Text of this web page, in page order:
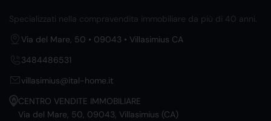
Specializzati nella compravendita immobiliare da più di 40 anni.
Via del Mare, 50 • 09043 • Villasimius CA
3484486531
villasimius@ital-home.it
CENTRO VENDITE IMMOBILIARE
Via del Mare, 50, 09043, Villasimius (CA)